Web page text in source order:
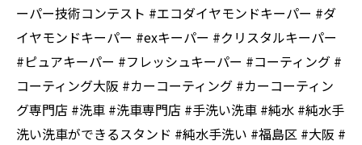
ーパー技術コンテスト #エコダイヤモンドキーパー #ダ
イヤモンドキーパー #exキーパー #クリスタルキーパー
#ピュアキーパー #フレッシュキーパー #コーティング #
コーティング大阪 #カーコーティング #カーコーティン
グ専門店 #洗車 #洗車専門店 #手洗い洗車 #純水 #純水手
洗い洗車ができるスタンド #純水手洗い #福島区 #大阪 #